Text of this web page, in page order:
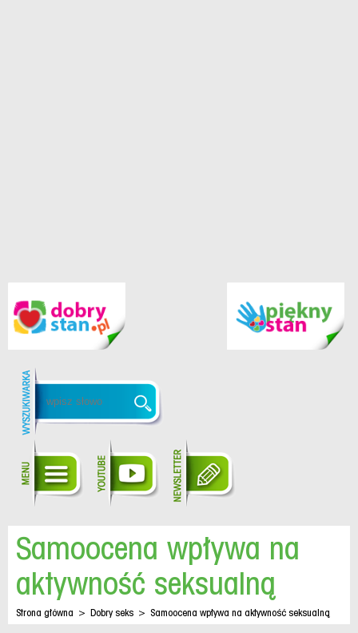
Samoocena wpływa na
aktywność seksualną
Strona główna > Dobry seks > Samoocena wpływa na aktywność seksualną